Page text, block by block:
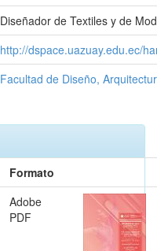
Diseñador de Textiles y de
http://dspace.uazuay.edu.ec/
Facultad de Diseño,
Formato
Adobe
PDF